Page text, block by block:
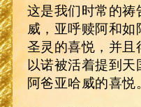
这是我们时常的祷
威，亚呼赎阿和
圣灵的喜悦，并且
以诺被活着提到
阿爸亚哈威的喜悦。